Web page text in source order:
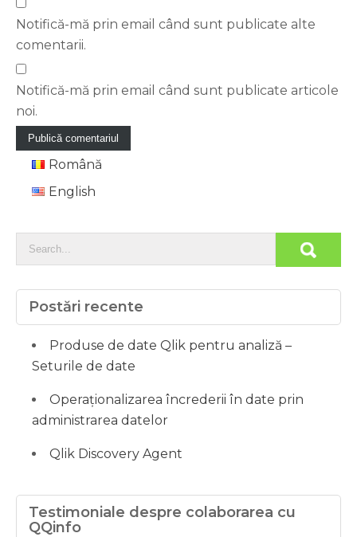
Notifică-mă prin email când sunt publicate alte
comentarii.
Notifică-mă prin email când sunt publicate articole
noi.
Română
English
Postări recente
Produse de date Qlik pentru analiză –
Seturile de date
Operaționalizarea încrederii în date prin
administrarea datelor
Qlik Discovery Agent
Testimoniale despre colaborarea cu
QQinfo